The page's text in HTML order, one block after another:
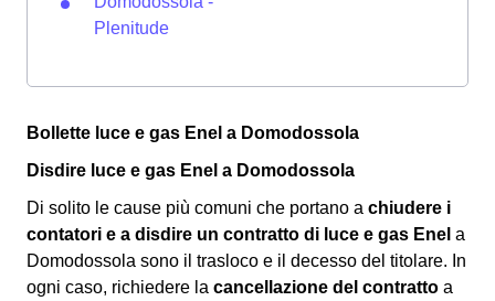
Plenitude
Bollette luce e gas Enel a Domodossola
Disdire luce e gas Enel a Domodossola
Di solito le cause più comuni che portano a chiudere i
contatori e a disdire un contratto di luce e gas Enel a
Domodossola sono il trasloco e il decesso del titolare. In
ogni caso, richiedere la cancellazione del contratto a